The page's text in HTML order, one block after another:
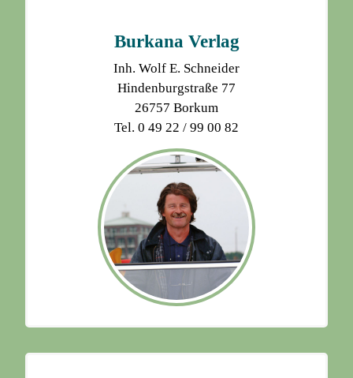
Burkana Verlag
Inh. Wolf E. Schneider
Hindenburgstraße 77
26757 Borkum
Tel. 0 49 22 / 99 00 82